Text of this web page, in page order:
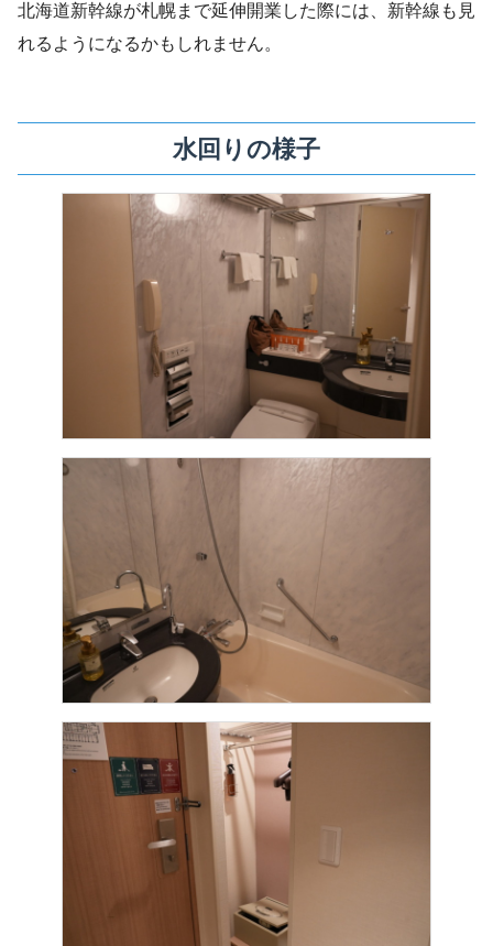
北海道新幹線が札幌まで延伸開業した際には、新幹線も見
れるようになるかもしれません。
水回りの様子